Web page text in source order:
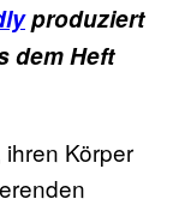
produziert
dem Heft
Körper